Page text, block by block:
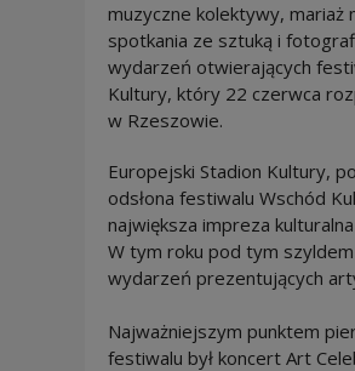
muzyczne kolektywy, mariaż
spotkania ze sztuką i
wydarzeń otwierających
Kultury, który 22 czerwca
w Rzeszowie.
Europejski Stadion Kultury,
odsłona festiwalu Wschód
największa impreza
W tym roku pod tym szyldem
wydarzeń prezentujących
Najważniejszym punktem
festiwalu był koncert Art